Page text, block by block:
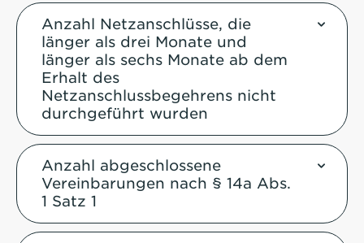
Anzahl Netzanschlüsse, die
länger als drei Monate und
länger als sechs Monate ab dem
Erhalt des
Netzanschlussbegehrens nicht
durchgeführt wurden
Anzahl abgeschlossene
Vereinbarungen nach § 14a Abs.
1 Satz 1